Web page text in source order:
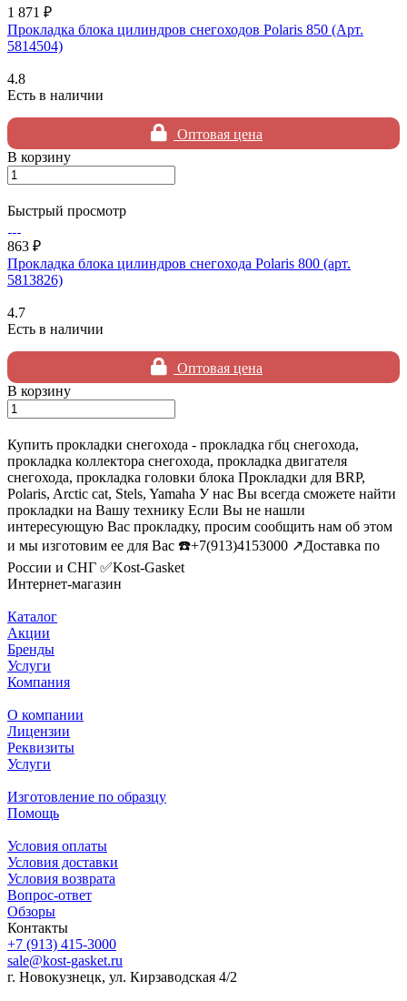
1 871 ₽
Прокладка блока цилиндров снегоходов Polaris 850 (Арт.
5814504)
4.8
Есть в наличии
Оптовая цена
В корзину
Быстрый просмотр
863 ₽
Прокладка блока цилиндров снегохода Polaris 800 (арт.
5813826)
4.7
Есть в наличии
Оптовая цена
В корзину
Купить прокладки снегохода - прокладка гбц снегохода,
прокладка коллектора снегохода, прокладка двигателя
снегохода, прокладка головки блока Прокладки для BRP,
Polaris, Arctic cat, Stels, Yamaha У нас Вы всегда сможете найти
прокладки на Вашу технику Если Вы не нашли
интересующую Вас прокладку, просим сообщить нам об этом
и мы изготовим ее для Вас ☎️+7(913)4153000 ↗️Доставка по
России и СНГ ✅Kost-Gasket
Интернет-магазин
Каталог
Акции
Бренды
Услуги
Компания
О компании
Лицензии
Реквизиты
Услуги
Изготовление по образцу
Помощь
Условия оплаты
Условия доставки
Условия возврата
Вопрос-ответ
Обзоры
Контакты
+7 (913) 415-3000
sale@kost-gasket.ru
г. Новокузнецк, ул. Кирзаводская 4/2